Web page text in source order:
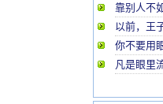
靠别人不
以前，王
你不要用
凡是眼里